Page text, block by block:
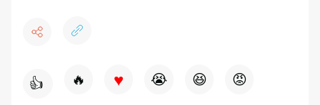
👍 🔥 ♥ 😭 😆 😡